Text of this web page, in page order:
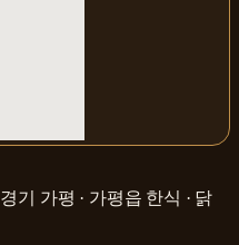
경기 가평 · 가평읍 한식 · 닭